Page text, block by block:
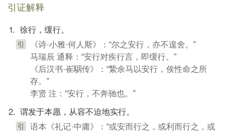
引证解释
⒈ 徐行，缓行。
引
《诗·小雅·何人斯》：“尔之安行，亦不遑舍。”
马瑞辰 通释：“安行对疾行言，即缓行。”
《后汉书·崔駰传》：“縶余马以安行，俟性命之所
存。”
李贤 注：“安行，不奔驰也。”
⒉ 谓发于本愿，从容不迫地实行。
引
语本《礼记·中庸》：“或安而行之，或利而行之，或